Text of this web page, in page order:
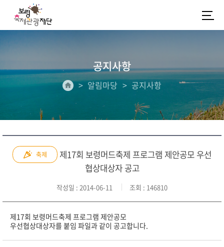
공지사항
알림마당 공지사항
축제
제17회 보령머드축제 프로그램 제안공모 우선
협상대상자 공고
작성일 : 2014-06-11 조회 : 146810
제17회 보령머드축제 프로그램 제안공모
우선협상대상자를 붙임 파일과 같이 공고합니다.